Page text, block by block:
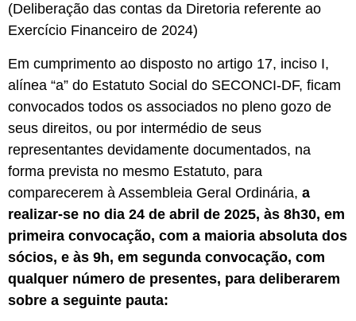
(Deliberação das contas da Diretoria referente ao
Exercício Financeiro de 2024)
Em cumprimento ao disposto no artigo 17, inciso I,
alínea “a” do Estatuto Social do SECONCI-DF, ficam
convocados todos os associados no pleno gozo de
seus direitos, ou por intermédio de seus
representantes devidamente documentados, na
forma prevista no mesmo Estatuto, para
comparecerem à Assembleia Geral Ordinária, a
realizar-se no dia 24 de abril de 2025, às 8h30, em
primeira convocação, com a maioria absoluta dos
sócios, e às 9h, em segunda convocação, com
qualquer número de presentes, para deliberarem
sobre a seguinte pauta: